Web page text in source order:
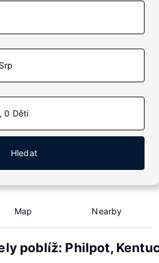
0 Děti
Hledat
Map Nearby
poblíž: Philpot,